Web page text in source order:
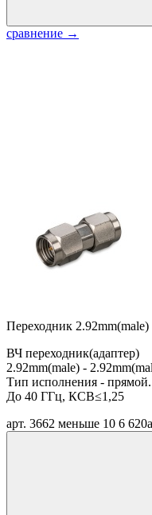
сравнение →
Переходник
ВЧ переходник(адаптер)
2.92mm(male) -
Тип исполнения - прямой.
До 40 ГГц, КСВ≤1,25
арт. 3662 меньше 10 6 620a